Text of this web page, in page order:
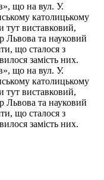
що на вул. У.
католицькому
тут виставковий,
Львова та науковий
що сталося з
замість них.
що на вул. У.
католицькому
тут виставковий,
Львова та науковий
що сталося з
замість них.